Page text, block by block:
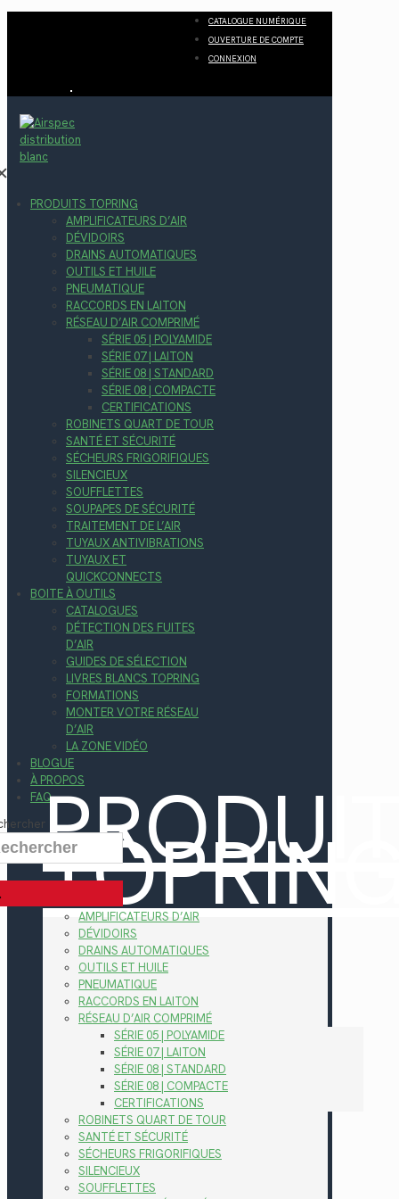
CATALOGUE NUMÉRIQUE
OUVERTURE DE COMPTE
CONNEXION
PRODUITS TOPRING
AMPLIFICATEURS D’AIR
DÉVIDOIRS
DRAINS AUTOMATIQUES
OUTILS ET HUILE
PNEUMATIQUE
RACCORDS EN LAITON
RÉSEAU D’AIR COMPRIMÉ
SÉRIE 05 | POLYAMIDE
SÉRIE 07 | LAITON
SÉRIE 08 | STANDARD
SÉRIE 08 | COMPACTE
CERTIFICATIONS
ROBINETS QUART DE TOUR
SANTÉ ET SÉCURITÉ
SÉCHEURS FRIGORIFIQUES
SILENCIEUX
SOUFFLETTES
SOUPAPES DE SÉCURITÉ
TRAITEMENT DE L’AIR
TUYAUX ANTIVIBRATIONS
TUYAUX ET
QUICKCONNECTS
BOITE À OUTILS
CATALOGUES
DÉTECTION DES FUITES
D’AIR
GUIDES DE SÉLECTION
LIVRES BLANCS TOPRING
FORMATIONS
MONTER VOTRE RÉSEAU
D’AIR
LA ZONE VIDÉO
BLOGUE
À PROPOS
FAQ
AMPLIFICATEURS D’AIR
DÉVIDOIRS
DRAINS AUTOMATIQUES
OUTILS ET HUILE
PNEUMATIQUE
RACCORDS EN LAITON
RÉSEAU D’AIR COMPRIMÉ
SÉRIE 05 | POLYAMIDE
SÉRIE 07 | LAITON
SÉRIE 08 | STANDARD
SÉRIE 08 | COMPACTE
CERTIFICATIONS
ROBINETS QUART DE TOUR
SANTÉ ET SÉCURITÉ
SÉCHEURS FRIGORIFIQUES
SILENCIEUX
SOUFFLETTES